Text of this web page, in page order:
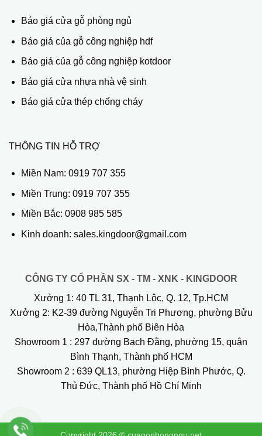
Báo giá cửa gỗ phòng ngủ
Báo giá của gỗ công nghiệp hdf
Báo giá của gỗ công nghiệp kotdoor
Báo giá cửa nhựa nhà vệ sinh
Báo giá cửa thép chống cháy
THÔNG TIN HỖ TRỢ
Miền Nam: 0919 707 355
Miền Trung: 0919 707 355
Miền Bắc: 0908 985 585
Kinh doanh: sales.kingdoor@gmail.com
CÔNG TY CỔ PHẦN SX - TM - XNK - KINGDOOR
Xưởng 1: 40 TL 31, Thạnh Lộc, Q. 12, Tp.HCM
Xưởng 2: K2-39 đường Nguyễn Tri Phương, phường Bửu
Hòa,Thành phố Biên Hòa
Showroom 1 : 297 đường Bạch Đằng, phường 15, quận
Bình Thạnh, Thành phố HCM
Showroom 2 : 639 QL13, phường Hiệp Bình Phước, Q.
Thủ Đức, Thành phố Hồ Chí Minh